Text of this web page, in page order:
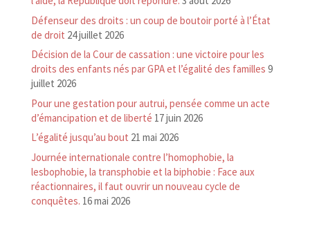
Défenseur des droits : un coup de boutoir porté à l’État
de droit 24 juillet 2026
Décision de la Cour de cassation : une victoire pour les
droits des enfants nés par GPA et l’égalité des familles 9
juillet 2026
Pour une gestation pour autrui, pensée comme un acte
d’émancipation et de liberté 17 juin 2026
L’égalité jusqu’au bout 21 mai 2026
Journée internationale contre l’homophobie, la
lesbophobie, la transphobie et la biphobie : Face aux
réactionnaires, il faut ouvrir un nouveau cycle de
conquêtes. 16 mai 2026